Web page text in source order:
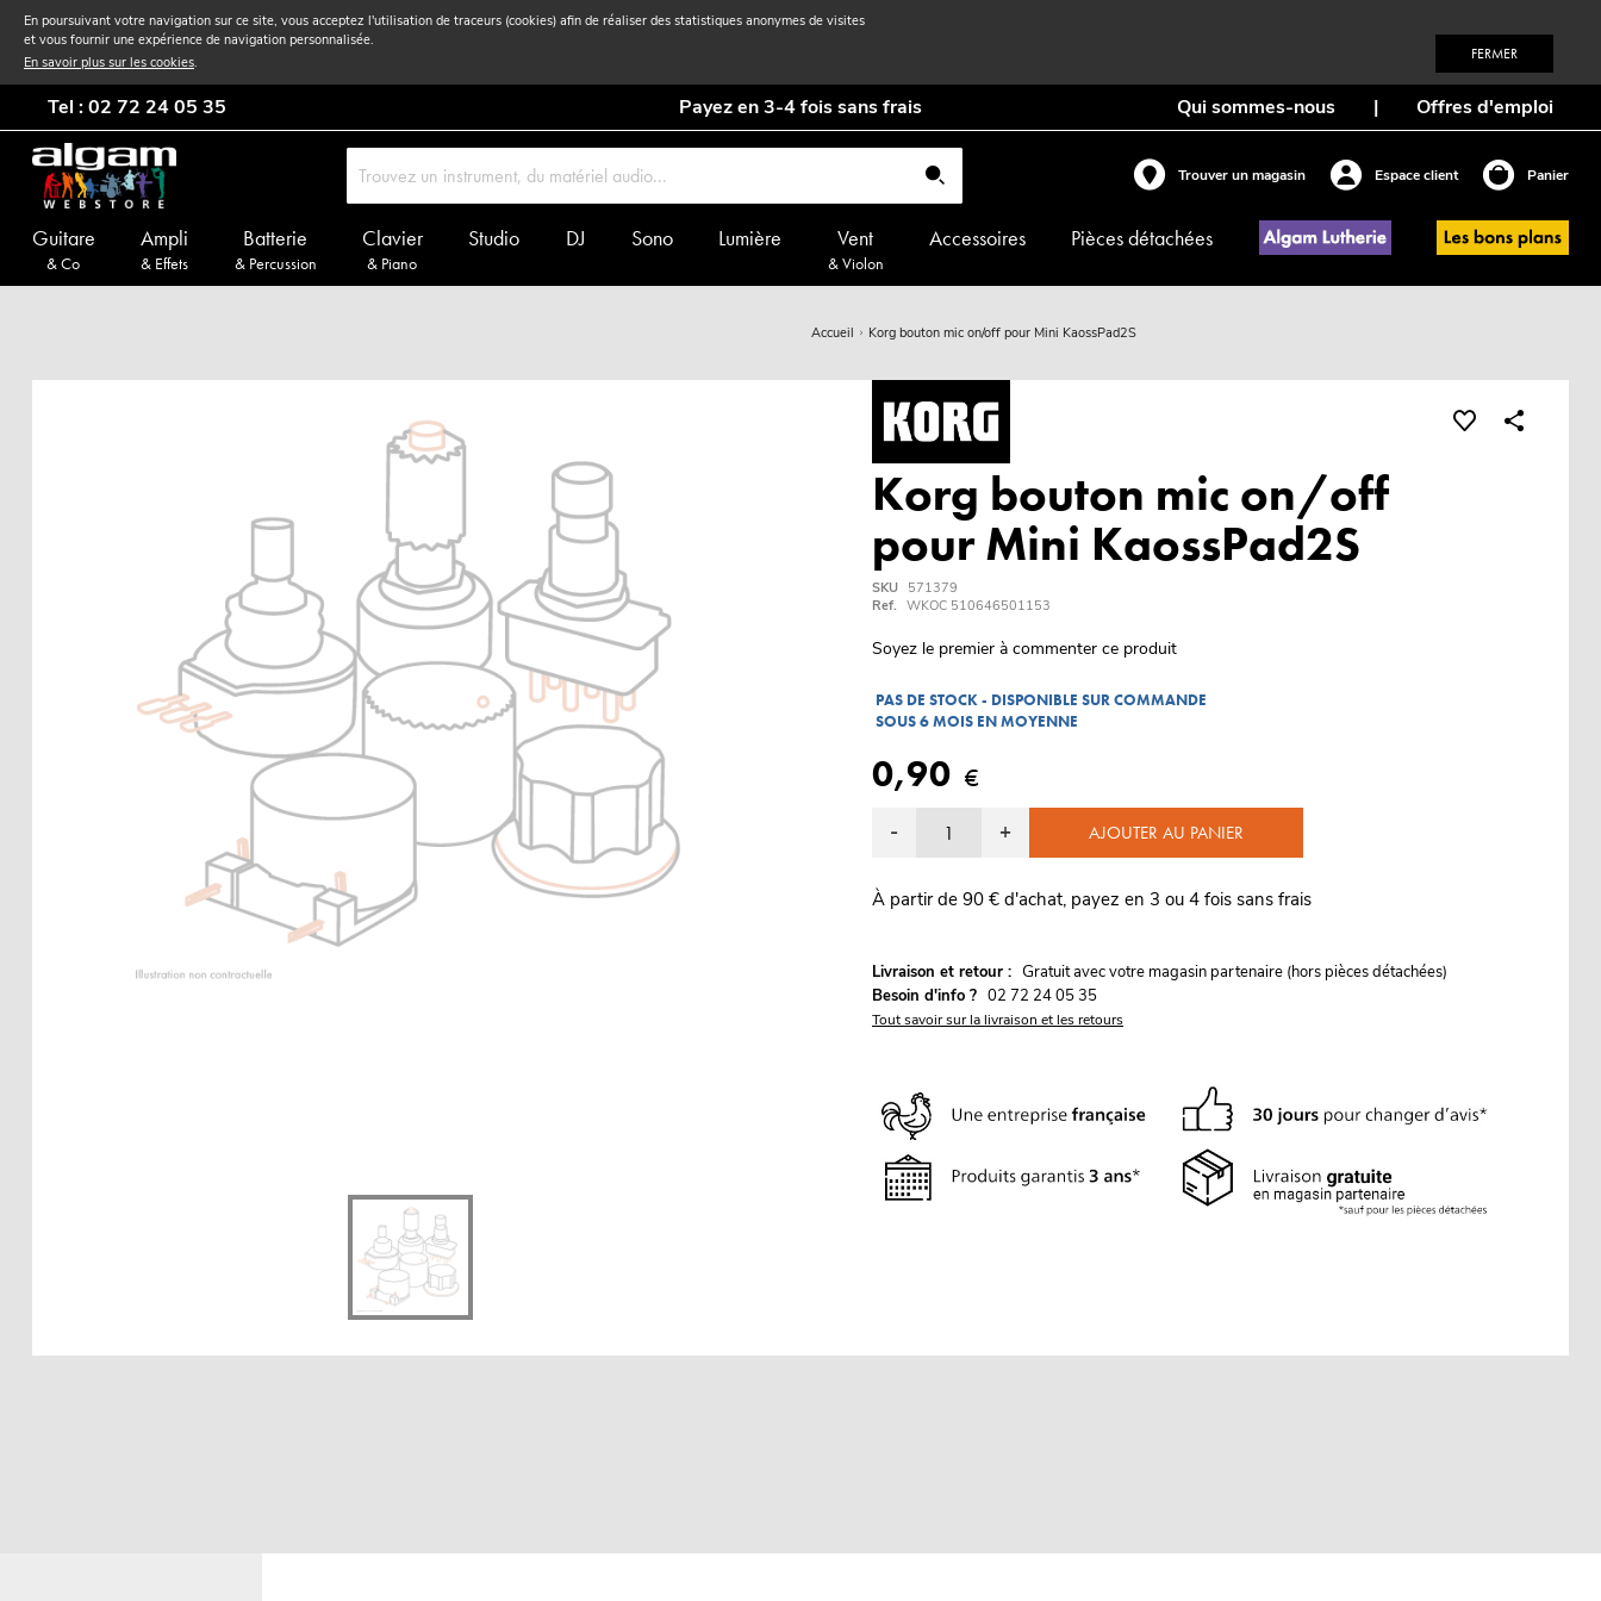
En poursuivant votre navigation sur ce site, vous acceptez l'utilisation de traceurs (cookies) afin de réaliser des statistiques anonymes de visites
et vous fournir une expérience de navigation personnalisée.
En savoir plus sur les cookies. FERMER
Tel : 02 72 24 05 35 Payez en 3-4 fois sans frais Qui sommes-nous | Offres d'emploi
Trouver un magasin Espace client Panier
Guitare
& Co
Ampli
& Effets
Batterie
& Percussion
Clavier
& Piano
Studio DJ Sono Lumière Vent
& Violon
Accessoires Pièces détachées
Accueil Korg bouton mic on/off pour Mini KaossPad2S
Korg bouton mic on/off
pour Mini KaossPad2S
SKU 571379
Ref. WKOC 510646501153
Soyez le premier à commenter ce produit
PAS DE STOCK - DISPONIBLE SUR COMMANDE
SOUS 6 MOIS EN MOYENNE
0,90 €
- + AJOUTER AU PANIER
À partir de 90 € d'achat, payez en 3 ou 4 fois sans frais
Livraison et retour : Gratuit avec votre magasin partenaire (hors pièces détachées)
Besoin d'info ? 02 72 24 05 35
Tout savoir sur la livraison et les retours